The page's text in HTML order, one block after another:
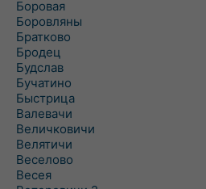
Боровая
Боровляны
Братково
Бродец
Будслав
Бучатино
Быстрица
Валевачи
Величковичи
Велятичи
Веселово
Весея